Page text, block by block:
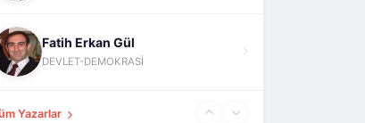
Fatih Erkan Gül
DEVLET-DEMOKRASİ
Yazarlar